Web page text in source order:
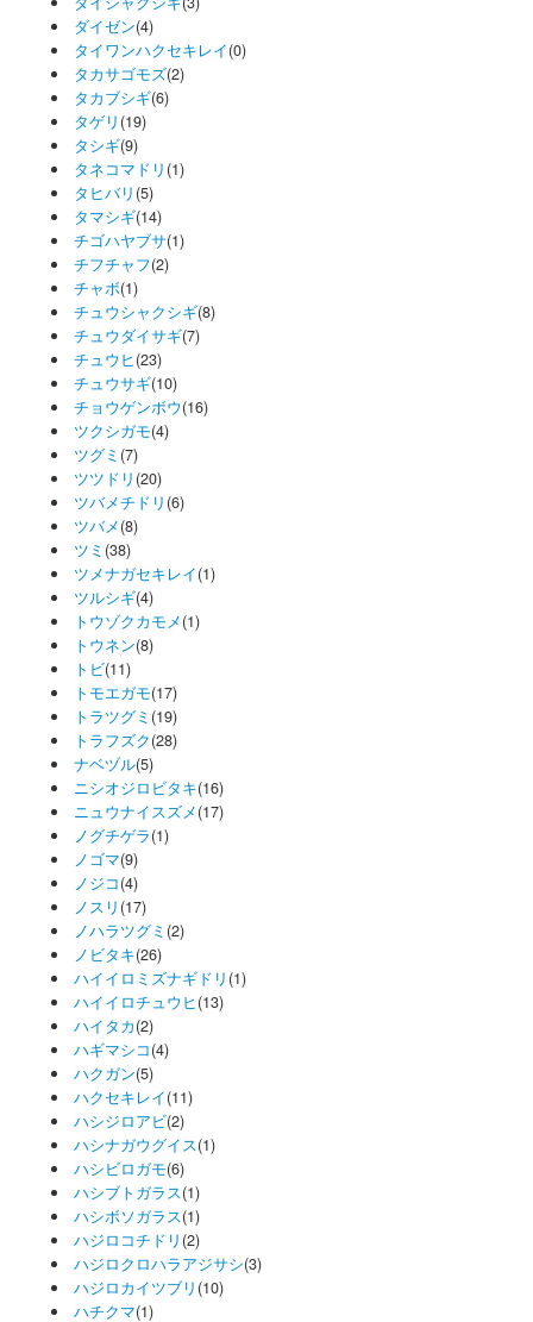
ダイゼン(4)
タイワンハクセキレイ(0)
タカサゴモズ(2)
タカブシギ(6)
タゲリ (19)
タシギ(9)
タネコマドリ (1)
タヒバリ (5)
タマシギ(14)
チゴハヤブサ(1)
チフチャフ(2)
チャボ(1)
チュウシャクシギ(8)
チュウダイサギ(7)
チュウヒ(23)
チュウサギ(10)
チョウゲンボウ(16)
ツクシガモ(4)
ツグミ (7)
ツツドリ (20)
ツバメチドリ (6)
ツバメ(8)
ツミ (38)
ツメナガセキレイ(1)
ツルシギ(4)
トウゾクカモメ(1)
トウネン(8)
トビ(11)
トモエガモ(17)
トラツグミ (19)
トラフズク(28)
ナベヅル(5)
ニシオジロビタキ(16)
ニュウナイスズメ(17)
ノグチゲラ(1)
ノゴマ(9)
ノジコ(4)
ノスリ (17)
ノハラツグミ (2)
ノビタキ(26)
ハイイロミズナギドリ (1)
ハイイロチュウヒ(13)
ハイタカ(2)
ハギマシコ(4)
ハクガン(5)
ハクセキレイ(11)
ハシジロアビ(2)
ハシナガウグイス(1)
ハシビロガモ(6)
ハシブトガラス(1)
ハシボソガラス(1)
ハジロコチドリ (2)
ハジロクロハラアジサシ(3)
ハジロカイツブリ (10)
ハチクマ(1)